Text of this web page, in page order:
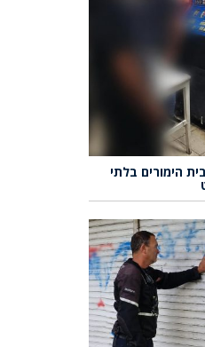
הימורים בלתי